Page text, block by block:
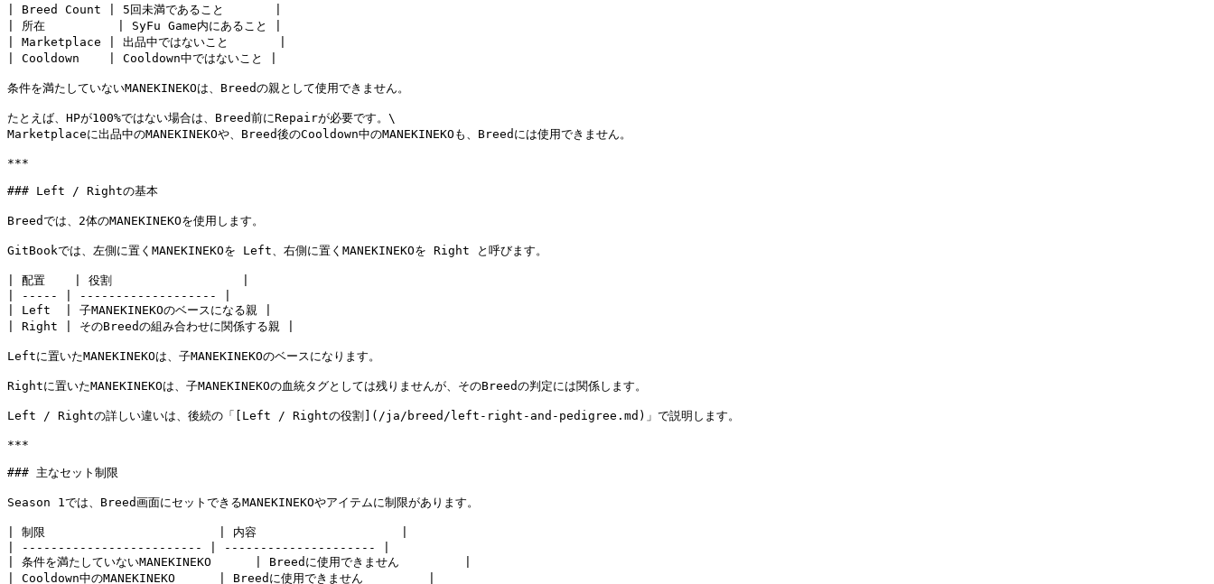
| Breed Count | 5回未満であること       |
| 所在          | SyFu Game内にあること |
| Marketplace | 出品中ではないこと       |
| Cooldown    | Cooldown中ではないこと |
条件を満たしていないMANEKINEKOは、Breedの親として使用できません。
たとえば、HPが100%ではない場合は、Breed前にRepairが必要です。\
Marketplaceに出品中のMANEKINEKOや、Breed後のCooldown中のMANEKINEKOも、Breedには使用できません。
***
### Left / Rightの基本
Breedでは、2体のMANEKINEKOを使用します。
GitBookでは、左側に置くMANEKINEKOを Left、右側に置くMANEKINEKOを Right と呼びます。
| 配置    | 役割                  |
| ----- | ------------------- |
| Left  | 子MANEKINEKOのベースになる親 |
| Right | そのBreedの組み合わせに関係する親 |
Leftに置いたMANEKINEKOは、子MANEKINEKOのベースになります。
Rightに置いたMANEKINEKOは、子MANEKINEKOの血統タグとしては残りませんが、そのBreedの判定には関係します。
Left / Rightの詳しい違いは、後続の「[Left / Rightの役割](/ja/breed/left-right-and-pedigree.md)」で説明します。
***
### 主なセット制限
Season 1では、Breed画面にセットできるMANEKINEKOやアイテムに制限があります。
| 制限                        | 内容                    |
| ------------------------- | --------------------- |
| 条件を満たしていないMANEKINEKO      | Breedに使用できません         |
| Cooldown中のMANEKINEKO      | Breedに使用できません         |